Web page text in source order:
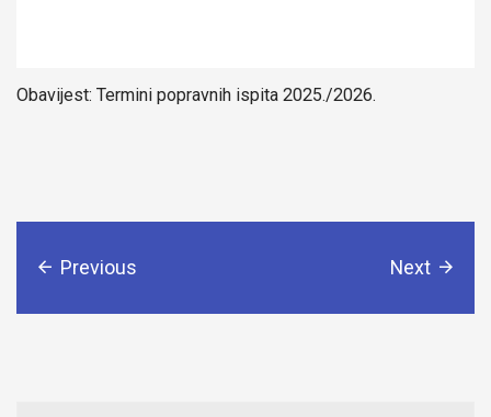
Obavijest: Termini popravnih ispita 2025./2026.
Previous Next